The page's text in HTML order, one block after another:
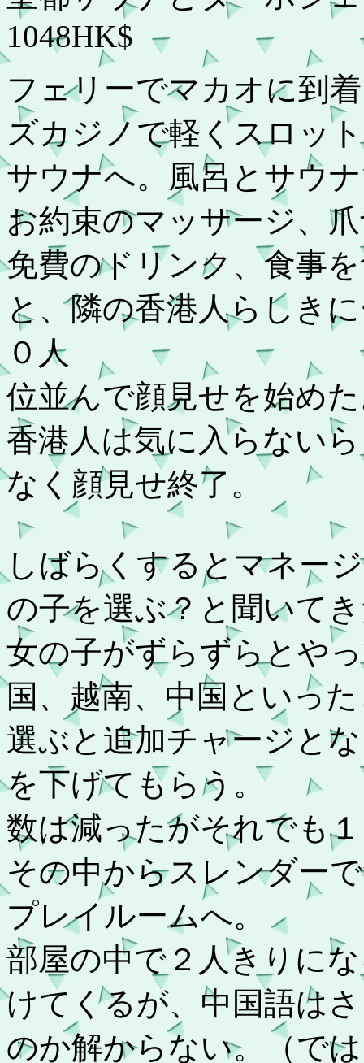
1048HK$
フェリーでマカオに到
ズカジノで軽くスロッ
サウナへ。風呂とサウ
お約束のマッサージ、
免費のドリンク、食事
と、隣の香港人らしき
０人
位並んで顔見せを始め
香港人は気に入らない
なく顔見せ終了。
しばらくするとマネー
の子を選ぶ？と聞いて
女の子がずらずらとや
国、越南、中国といっ
選ぶと追加チャージと
を下げてもらう。
数は減ったがそれでも
その中からスレンダー
プレイルームへ。
部屋の中で２人きりに
けてくるが、中国語は
のか解からない。（で